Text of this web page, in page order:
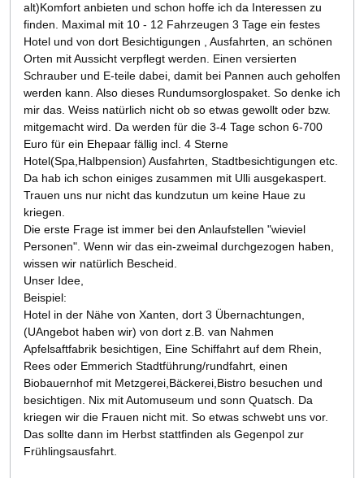
alt)Komfort anbieten und schon hoffe ich da Interessen zu
finden. Maximal mit 10 - 12 Fahrzeugen 3 Tage ein festes
Hotel und von dort Besichtigungen , Ausfahrten, an schönen
Orten mit Aussicht verpflegt werden. Einen versierten
Schrauber und E-teile dabei, damit bei Pannen auch geholfen
werden kann. Also dieses Rundumsorglospaket. So denke ich
mir das. Weiss natürlich nicht ob so etwas gewollt oder bzw.
mitgemacht wird. Da werden für die 3-4 Tage schon 6-700
Euro für ein Ehepaar fällig incl. 4 Sterne
Hotel(Spa,Halbpension) Ausfahrten, Stadtbesichtigungen etc.
Da hab ich schon einiges zusammen mit Ulli ausgekaspert.
Trauen uns nur nicht das kundzutun um keine Haue zu
kriegen.
Die erste Frage ist immer bei den Anlaufstellen "wieviel
Personen". Wenn wir das ein-zweimal durchgezogen haben,
wissen wir natürlich Bescheid.
Unser Idee,
Beispiel:
Hotel in der Nähe von Xanten, dort 3 Übernachtungen,
(UAngebot haben wir) von dort z.B. van Nahmen
Apfelsaftfabrik besichtigen, Eine Schiffahrt auf dem Rhein,
Rees oder Emmerich Stadtführung/rundfahrt, einen
Biobauernhof mit Metzgerei,Bäckerei,Bistro besuchen und
besichtigen. Nix mit Automuseum und sonn Quatsch. Da
kriegen wir die Frauen nicht mit. So etwas schwebt uns vor.
Das sollte dann im Herbst stattfinden als Gegenpol zur
Frühlingsausfahrt.